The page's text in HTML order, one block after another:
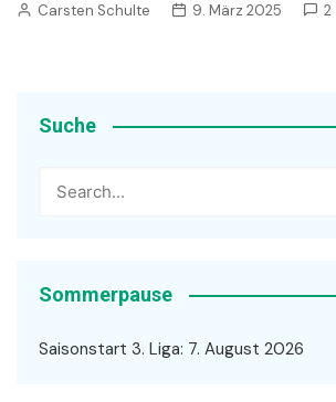
Carsten Schulte 9. März 2025 2
Suche
Sommerpause
Saisonstart 3. Liga: 7. August 2026